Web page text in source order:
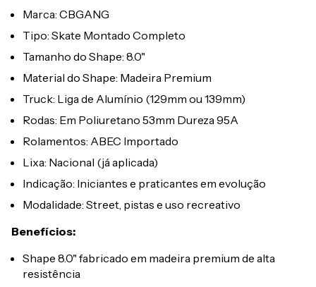
Marca: CBGANG
Tipo: Skate Montado Completo
Tamanho do Shape: 8.0"
Material do Shape: Madeira Premium
Truck: Liga de Alumínio (129mm ou 139mm)
Rodas: Em Poliuretano 53mm Dureza 95A
Rolamentos: ABEC Importado
Lixa: Nacional (já aplicada)
Indicação: Iniciantes e praticantes em evolução
Modalidade: Street, pistas e uso recreativo
Benefícios:
Shape 8.0" fabricado em madeira premium de alta
resistência